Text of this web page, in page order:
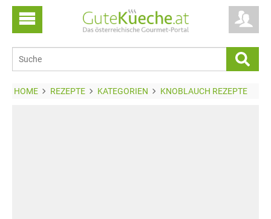
HOME REZEPTE KATEGORIEN KNOBLAUCH REZEPTE